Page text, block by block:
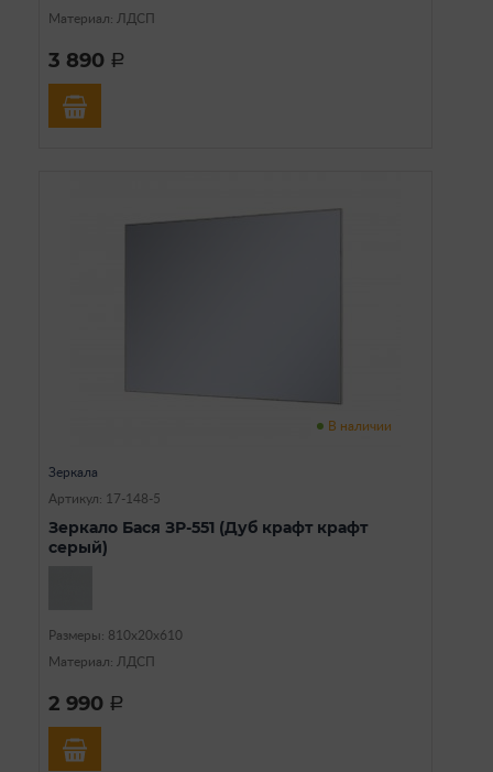
Материал: ЛДСП
3 890 a
В наличии
Зеркала
Артикул: 17-148-5
Зеркало Бася ЗР-551 (Дуб крафт крафт
серый)
Размеры: 810х20х610
Материал: ЛДСП
2 990 a